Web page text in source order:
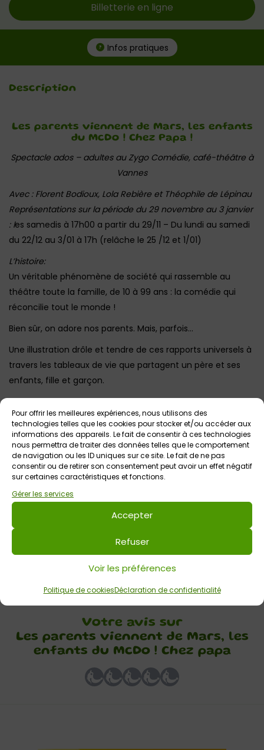
Pour offrir les meilleures expériences, nous utilisons des
technologies telles que les cookies pour stocker et/ou accéder aux
informations des appareils. Le fait de consentir à ces technologies
nous permettra de traiter des données telles que le comportement
de navigation ou les ID uniques sur ce site. Le fait de ne pas
consentir ou de retirer son consentement peut avoir un effet négatif
sur certaines caractéristiques et fonctions.
Gérer les services
Accepter
Refuser
Voir les préférences
Politique de cookiesDéclaration de confidentialité
Billetterie en ligne
Infos pratiques
Description
Les parents viennent de Mars, les enfants
du McDo ! Chez Papa !
Spectacle ados – adultes au Zygo Comédie, café-théâtre à
Vannes
Avec : Florent Bodioux, Lola Rebière et Théophile de Lépinau
Représentations sur la période du 29 novembre au 3 janvier
: les samedis à 17h00 a partir du 29/11 – Du lundi au samedi
du 22/12 au 3/01 à 17h (relâche le 25 /12 et 1/01)
L’histoire:
Un véritable phénomène de société qui rassemble au
théâtre toute la famille, de 10 à 99 ans : la comédie qui
réconcilie tout le monde !
Bien sûr, on adore nos parents. Mais, parfois…
Une illustration drôle et tendre de ces rapports universels à
travers les tableaux de vie que partagent un père et ses
enfants, fille et garçon.
En place pour une série de scènes ordinaires qui
deviennent jubilatoires lorsque l’épingle est bien placée :
bébé, enfance, adolescence… À tout âge ses joies et ses
galères !
Ayant affiché complet au mythique théâtre parisien des
Blancs Manteaux pendant deux saisons et ayant connu un
énorme succès au Festival d’Avignon, ce spectacle
événement fait la joie d’un public de plus en plus vaste au
fil des années et de ses dates de tournée.
billetréduc) – Infos et liens pour réserver ICI
Votre avis sur
Les parents viennent de Mars, les
enfants du McDo ! Chez papa